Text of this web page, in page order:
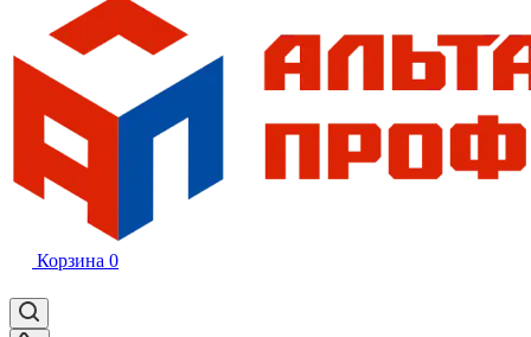
Корзина 0